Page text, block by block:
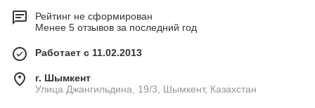
Рейтинг не сформирован
Менее 5 отзывов за последний год
Работает с 11.02.2013
г. Шымкент
Улица Джангильдина, 19/3, Шымкент, Казахстан